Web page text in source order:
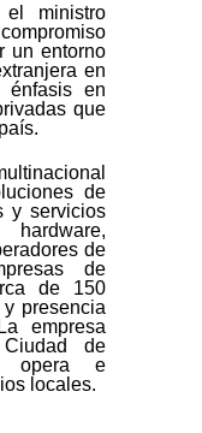
el ministro
un entorno
en
énfasis en
que
de
y servicios
de
de
de 150
presencia
empresa
de
opera e
locales.